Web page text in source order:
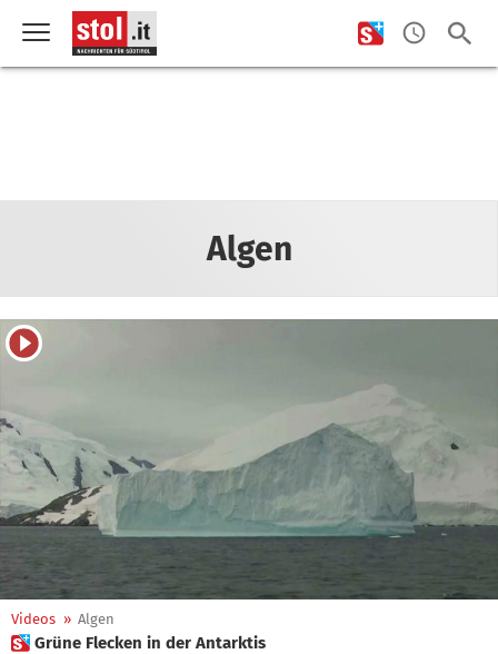
Algen
Videos » Algen
 Grüne Flecken in der Antarktis